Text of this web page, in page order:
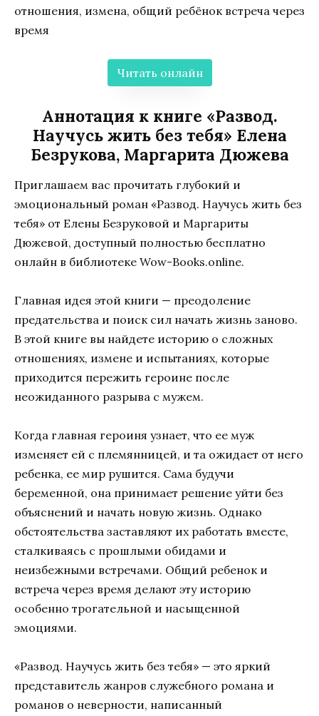
отношения, измена, общий ребёнок встреча через
время
Читать онлайн
Аннотация к книге «Развод.
Научусь жить без тебя» Елена
Безрукова, Маргарита Дюжева
Приглашаем вас прочитать глубокий и
эмоциональный роман «Развод. Научусь жить без
тебя» от Елены Безруковой и Маргариты
Дюжевой, доступный полностью бесплатно
онлайн в библиотеке Wow-Books.online.
Главная идея этой книги — преодоление
предательства и поиск сил начать жизнь заново.
В этой книге вы найдете историю о сложных
отношениях, измене и испытаниях, которые
приходится пережить героине после
неожиданного разрыва с мужем.
Когда главная героиня узнает, что ее муж
изменяет ей с племянницей, и та ожидает от него
ребенка, ее мир рушится. Сама будучи
беременной, она принимает решение уйти без
объяснений и начать новую жизнь. Однако
обстоятельства заставляют их работать вместе,
сталкиваясь с прошлыми обидами и
неизбежными встречами. Общий ребенок и
встреча через время делают эту историю
особенно трогательной и насыщенной
эмоциями.
«Развод. Научусь жить без тебя» — это яркий
представитель жанров служебного романа и
романов о неверности, написанный